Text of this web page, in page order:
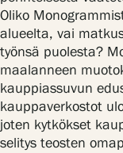
Oliko
alueelta, vai
työnsä puolesta?
maalanneen
kauppiassuvun
kauppaverkostot
joten kytkökset
selitys teosten